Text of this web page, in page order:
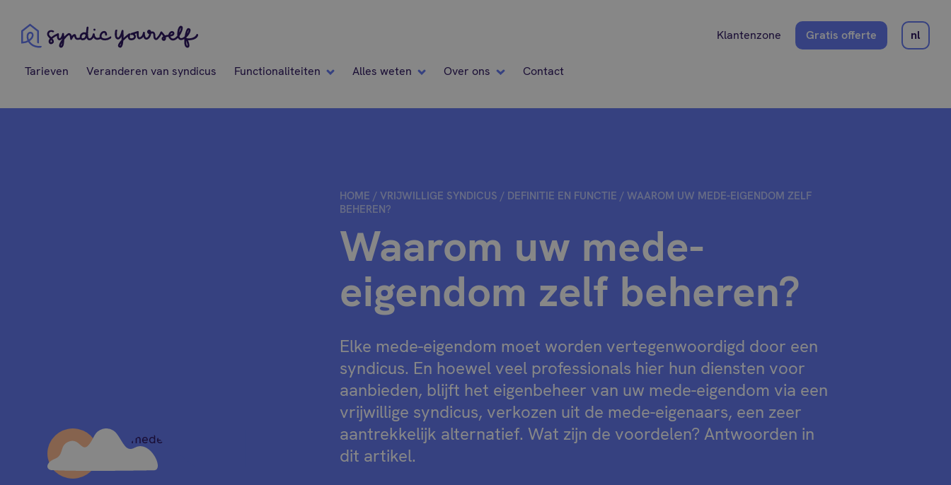
Syndic Yourself
Tarieven Veranderen van syndicus Functionaliteiten Alles weten Over ons Contact
Klantenzone Gratis offerte nl
HOME /VRIJWILLIGE SYNDICUS / DEFINITIE EN FUNCTIE /WAAROM UW MEDE-EIGENDOM ZELF
BEHEREN?
Waarom uw mede-
eigendom zelf beheren?
Elke mede-eigendom moet worden vertegenwoordigd door een
syndicus. En hoewel veel professionals hier hun diensten voor
aanbieden, blijft het eigenbeheer van uw mede-eigendom via een
vrijwillige syndicus, verkozen uit de mede-eigenaars, een zeer
aantrekkelijk alternatief. Wat zijn de voordelen? Antwoorden in
dit artikel.